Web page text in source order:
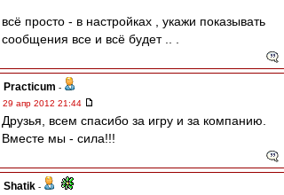
всё просто - в настройках , укажи показывать
сообщения все и всё будет .. .
Practicum -
29 апр 2012 21:44
Друзья, всем спасибо за игру и за компанию.
Вместе мы - сила!!!
Shatik -